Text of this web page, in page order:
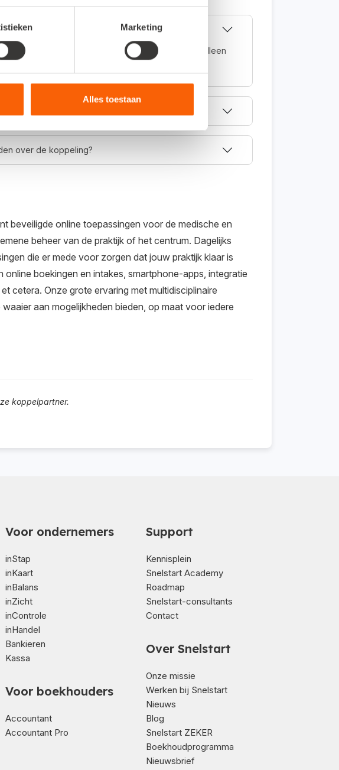
Marketing
Alles toestaan
het?
koppeling werkt volledig online en kun je daarom alleen
over de koppeling?
beveiligde online toepassingen voor de medische en
beheer van de praktijk of het centrum. Dagelijks
die er mede voor zorgen dat jouw praktijk klaar is
boekingen en intakes, smartphone-apps, integratie
cetera. Onze grote ervaring met multidisciplinaire
aan mogelijkheden bieden, op maat voor iedere
koppelpartner.
Voor ondernemers
inStap
inKaart
inBalans
inZicht
inControle
inHandel
Bankieren
Kassa
Voor boekhouders
Accountant
Accountant Pro
Support
Kennisplein
Snelstart Academy
Roadmap
Snelstart-consultants
Contact
Over Snelstart
Onze missie
Werken bij Snelstart
Nieuws
Blog
Snelstart ZEKER
Boekhoudprogramma
Nieuwsbrief